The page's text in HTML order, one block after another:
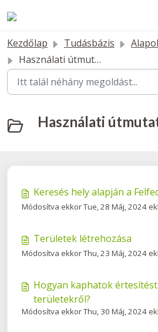
Kezdőlap Tudásbázis
Használati útmutató
Használati
Keresés hely alapján a
Módosítva ekkor Tue, 28 Máj, 2024
Területek létrehozása
Módosítva ekkor Thu, 23 Máj, 2024
Hogyan kaphatok
területekről?
Módosítva ekkor Thu, 30 Máj, 2024